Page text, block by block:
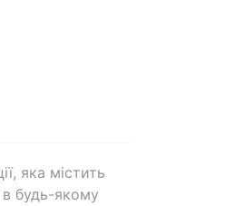
яка містить
в будь-якому